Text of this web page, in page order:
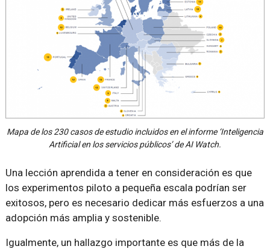
Mapa de los 230 casos de estudio incluidos en el informe ‘Inteligencia
Artificial en los servicios públicos’ de AI Watch.
Una lección aprendida a tener en consideración es que
los experimentos piloto a pequeña escala podrían ser
exitosos, pero es necesario dedicar más esfuerzos a una
adopción más amplia y sostenible.
Igualmente, un hallazgo importante es que más de la